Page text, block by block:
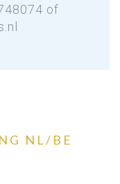
of
NL/BE